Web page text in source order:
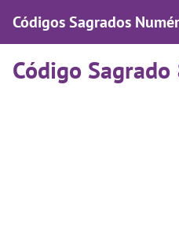
Códigos Sagrados
Código Sagrado